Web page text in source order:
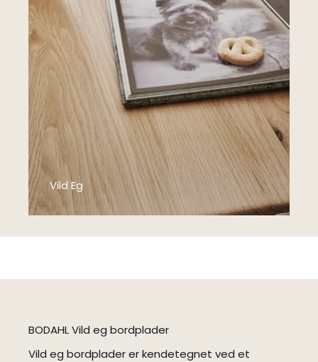
Vild Eg
BODAHL Vild eg bordplader
Vild eg bordplader er kendetegnet ved et